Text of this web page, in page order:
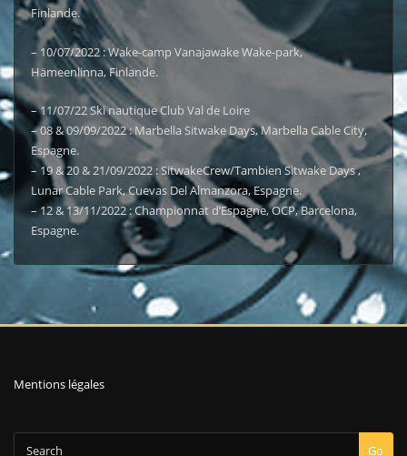
Finlande.
– 10/07/2022 : Wake-camp Vanajawake Wake-park,
Hämeenlinna, Finlande.
– 11/07/22 Ski nautique Club Val de Loire
– 08 & 09/09/2022 : Marbella Sitwake Days, Marbella Cable City,
Espagne.
– 19 & 20 & 21/09/2022 : SitwakeCrew/Tambien Sitwake Days ,
Lunar Cable Park, Cuevas Del Almanzora, Espagne.
– 12 & 13/11/2022 : Championnat d’Espagne, OCP, Barcelona,
Espagne.
Mentions légales
Go